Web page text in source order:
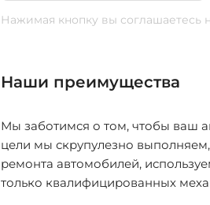
Нажимая кнопку вы соглашаетесь
Наши преимущества
Мы заботимся о том, чтобы ваш
цели мы скрупулезно
ремонта автомобилей,
только квалифицированных